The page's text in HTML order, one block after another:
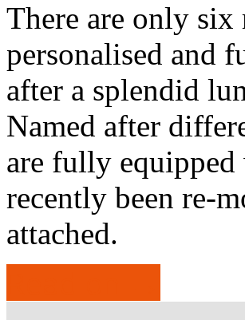
There are only
personalised and
after a splendid
Named after
are fully
recently been re-
attached.